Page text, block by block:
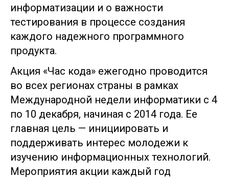
информатизации и о важности
тестирования в процессе создания
каждого надежного программного
продукта.
Акция «Час кода» ежегодно проводится
во всех регионах страны в рамках
Международной недели информатики с 4
по 10 декабря, начиная с 2014 года. Ее
главная цель — инициировать и
поддерживать интерес молодежи к
изучению информационных технологий.
Мероприятия акции каждый год